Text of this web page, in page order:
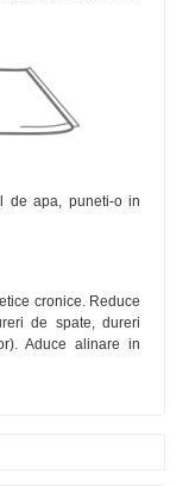
de apa, puneti-o in
cronice. Reduce
de spate, dureri
Aduce alinare in